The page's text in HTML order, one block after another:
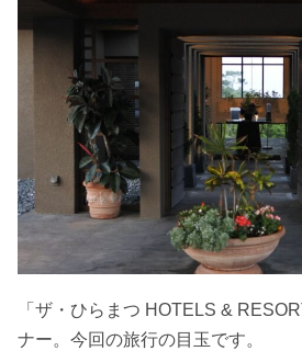
「ザ・ひらまつ HOTELS &
ナー。今回の旅行の目玉です。